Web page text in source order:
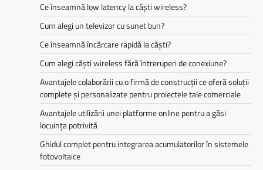
Ce înseamnă low latency la căști wireless?
Cum alegi un televizor cu sunet bun?
Ce înseamnă încărcare rapidă la căști?
Cum alegi căști wireless fără întreruperi de conexiune?
Avantajele colaborării cu o firmă de construcții ce oferă soluții
complete și personalizate pentru proiectele tale comerciale
Avantajele utilizării unei platforme online pentru a găsi
locuința potrivită
Ghidul complet pentru integrarea acumulatorilor în sistemele
fotovoltaice